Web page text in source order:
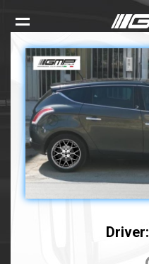
Driver: